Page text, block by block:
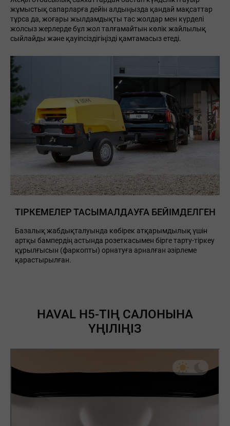
жұмыстық сапарларға дейін алдыңызда қандай мақсаттар
тұрса да, жоғары жылдамдықты тас жолдар мен күрделі
жолсыз жерлерде бұл жол талғамайтын көлік жайлылық
сыйлайды және қауіпсіздігіңізді қамтамасыз етеді.
ТІРКЕМЕЛЕР ТАСЫМАЛДАУҒА БЕЙІМДЕЛГЕН
Базалық жабдықталуында көбірек атқарымдылық үшін
артқы бампердің астында розеткасымен бірге тарту-тіркеу
құрылғысын (фаркопты) орнатуға арналған әзірлеме
қарастырылған.
HAVAL H5-ТІҢ САЛОНЫНА
ҮҢІЛІҢІЗ